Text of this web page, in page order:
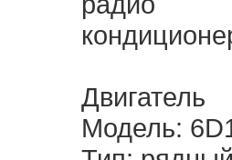
Двигатель
Модель: